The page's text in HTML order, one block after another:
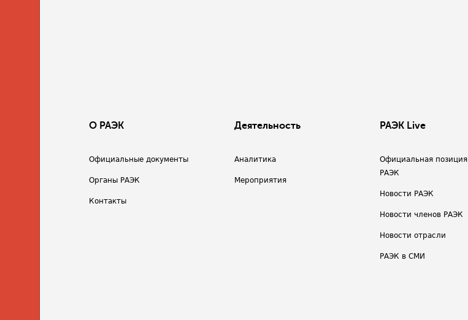
О РАЭК
Официальные документы
Органы РАЭК
Контакты
Деятельность
Аналитика
Мероприятия
РАЭК Live
Официальная позиция
РАЭК
Новости РАЭК
Новости членов РАЭК
Новости отрасли
РАЭК в СМИ